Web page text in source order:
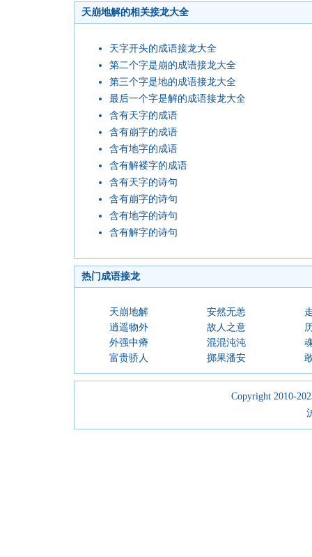
天崩地解的相关接龙大全
天字开头的成语接龙大全
第二个字是崩的成语接龙大全
第三个字是地的成语接龙大全
最后一个字是解的成语接龙大全
含有天字的成语
含有崩字的成语
含有地字的成语
含有解褛字的成语
含有天字的诗句
含有崩字的诗句
含有地字的诗句
含有解字的诗句
热门成语接龙
天崩地解 安然无恙
逍遥物外
故人之意
外强中瘠
混混沌沌
富贵骄人
掷果潘安
Copyright 2010-